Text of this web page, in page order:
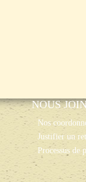
NOUS
Nos
Justifier un
Processus de